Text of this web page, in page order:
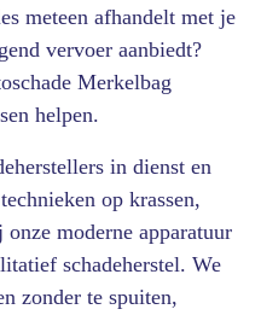
meteen afhandelt met je
vervoer aanbiedt?
Merkelbag
helpen.
in dienst en
op krassen,
moderne apparatuur
schadeherstel. We
zonder te spuiten,